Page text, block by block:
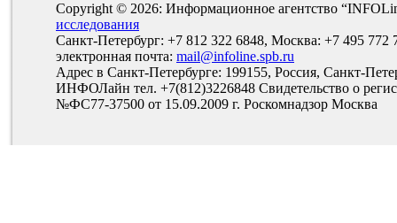
Copyright © 2026: Информационное агентство
исследования
Санкт-Петербург: +7 812 322 6848, Москва: +7 495 772
электронная почта: mail@infoline.spb.ru
Адрес в Санкт-Петербурге: 199155, Россия, Санкт-
ИНФОЛайн тел. +7(812)3226848 Свидетельство о
№ФС77-37500 от 15.09.2009 г. Роскомнадзор Москва